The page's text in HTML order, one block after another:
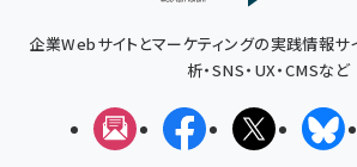
企業Webサイトとマーケティングの実践情報サ
析・SNS・UX・CMSなど
メルマガFacebookX(エックス)